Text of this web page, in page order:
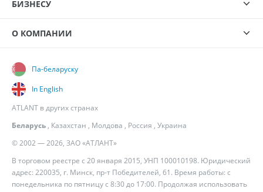
БИЗНЕСУ
О КОМПАНИИ
© 2002 — 2026, ЗАО «АТЛАНТ»
В торговом реестре с 20 января 2015, УНП 100010198. Юридический
адрес: 220035, г. Минск, пр-т Победителей, 61. Время работы: с
понедельника по пятницу с 8:30 до 17:00. Продолжая использовать
Па-беларуску
In English
ATLANT в других странах
Беларусь , Казахстан , Молдова , Россия , Украина